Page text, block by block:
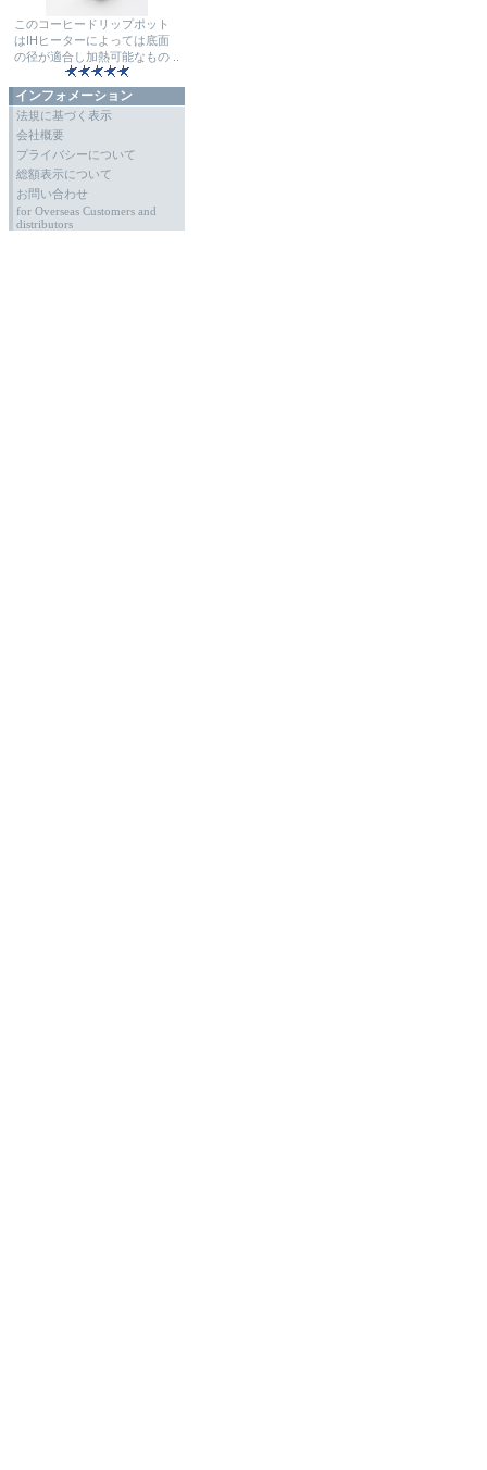
このコーヒードリップポット
はIHヒーターによっては底面
の径が適合し加熱可能なもの ..
インフォメーション
法規に基づく表示
会社概要
プライバシーについて
総額表示について
お問い合わせ
for Overseas Customers and
distributors